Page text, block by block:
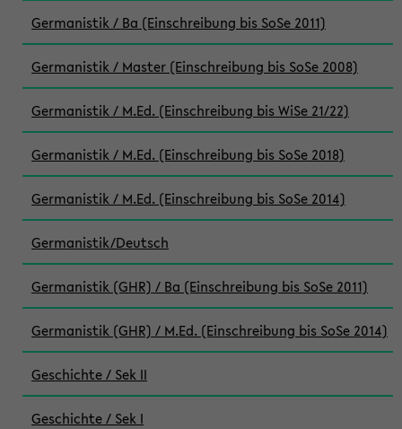
Germanistik / Ba (Einschreibung bis SoSe 2011)
Germanistik / Master (Einschreibung bis SoSe 2008)
Germanistik / M.Ed. (Einschreibung bis WiSe 21/22)
Germanistik / M.Ed. (Einschreibung bis SoSe 2018)
Germanistik / M.Ed. (Einschreibung bis SoSe 2014)
Germanistik/Deutsch
Germanistik (GHR) / Ba (Einschreibung bis SoSe 2011)
Germanistik (GHR) / M.Ed. (Einschreibung bis SoSe 2014)
Geschichte / Sek II
Geschichte / Sek I